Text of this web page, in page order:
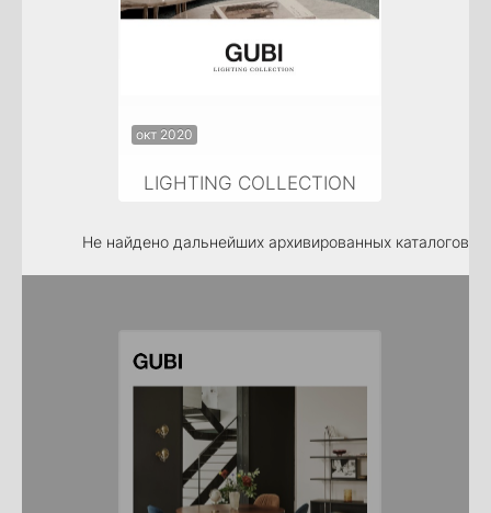
окт 2020
LIGHTING COLLECTION
Не найдено дальнейших архивированных каталогов